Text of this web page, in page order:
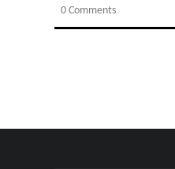
0 Comments